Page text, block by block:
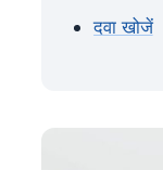
दवा खोजें